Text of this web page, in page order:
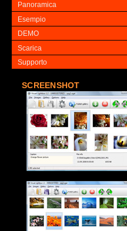
Panoramica
Esempio
DEMO
Scarica
Supporto
SCREENSHOT